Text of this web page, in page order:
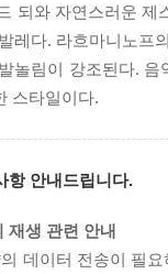
되와 자연스러운
레다. 라흐마니노프
놀림이 강조된다.
스타일이다.
항 안내드립니다.
생 관련 안내
데이터 전송이 필